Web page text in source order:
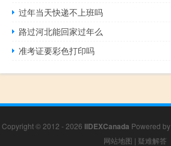
过年当天快递不上班吗
路过河北能回家过年么
准考证要彩色打印吗
Copyright © 2012 - 2026 IIDEXCanada Powered by
网站地图 | 疑难解答